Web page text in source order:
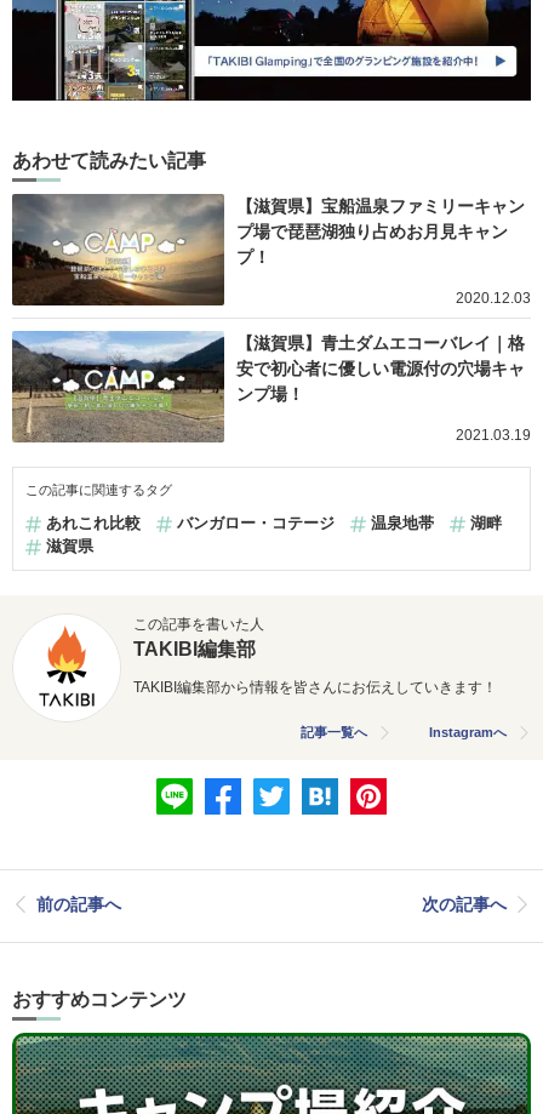
あわせて読みたい記事
【滋賀県】宝船温泉ファミリーキャン
プ場で琵琶湖独り占めお月見キャン
プ！
2020.12.03
【滋賀県】青土ダムエコーバレイ｜格
安で初心者に優しい電源付の穴場キャ
ンプ場！
2021.03.19
この記事に関連するタグ
あれこれ比較 バンガロー・コテージ 温泉地帯
湖畔
滋賀県
この記事を書いた人
TAKIBI編集部
TAKIBI編集部から情報を皆さんにお伝えしていきます！
記事一覧へ Instagramへ
前の記事へ 次の記事へ
おすすめコンテンツ